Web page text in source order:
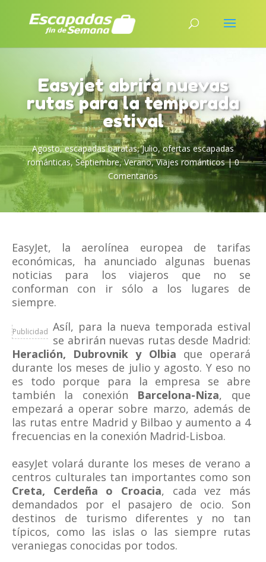
Easyjet abrirá nuevas
rutas para la temporada
estival
Agosto,escapadas baratas,Julio,ofertas escapadas
románticas, Septiembre,Verano,Viajes románticos|0
Comentarios
EasyJet, la aerolínea europea de tarifas
económicas, ha anunciado algunas buenas
noticias para los viajeros que no se
conforman con ir sólo a los lugares de
siempre.
Publicidad Asíl, para la nueva temporada estival
se abrirán nuevas rutas desde Madrid:
Heraclión, Dubrovnik y Olbia que operará
durante los meses de julio y agosto. Y eso no
es todo porque para la empresa se abre
también la conexión Barcelona-Niza, que
empezará a operar sobre marzo, además de
las rutas entre Madrid y Bilbao y aumento a 4
frecuencias en la conexión Madrid-Lisboa.
easyJet volará durante los meses de verano a
centros culturales tan importantes como son
Creta, Cerdeña o Croacia, cada vez más
demandados por el pasajero de ocio. Son
destinos de turismo diferentes y no tan
típicos, como las islas o las siempre rutas
veraniegas conocidas por todos.